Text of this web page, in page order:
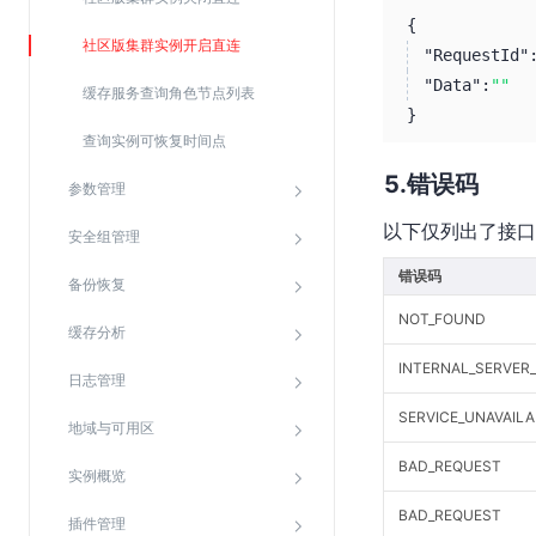
社区版集群实例开启直连
缓存服务查询角色节点列表
查询实例可恢复时间点
参数管理
安全组管理
备份恢复
缓存分析
日志管理
地域与可用区
实例概览
插件管理
{
"Data": ""
}
错误码
以下仅列出了接
错误码
NOT_FOUND
BAD_REQUEST
BAD_REQUEST